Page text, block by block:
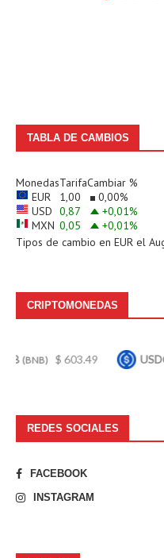
TABLA DE CAMBIOS
MonedasTarifaCambiar %
EUR
1,00 0,00%
USD 0,87 +0,01%
MXN 0,05 +0,01%
Tipos de cambio en EUR el
CRIPTOMONEDAS
$ 603.49 USDC(USDC) $
REDES SOCIALES
FACEBOOK
INSTAGRAM